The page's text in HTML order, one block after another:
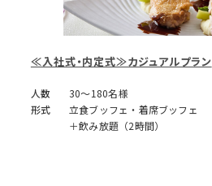
≪入社式・内定式≫カジュアルプラン
人数
30～180名様
形式
立食ブッフェ・着席ブッフェ
＋飲み放題（2時間）